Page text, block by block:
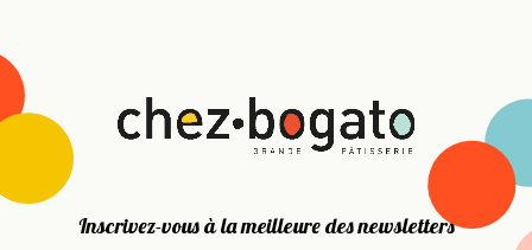
Inscrivez-vous à la meilleure des newsletters